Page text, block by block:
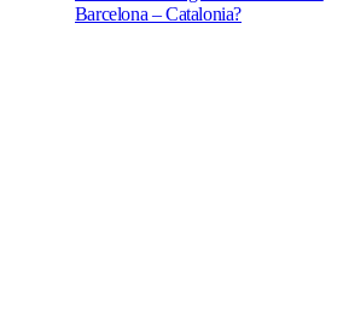
Barcelona – Catalonia?